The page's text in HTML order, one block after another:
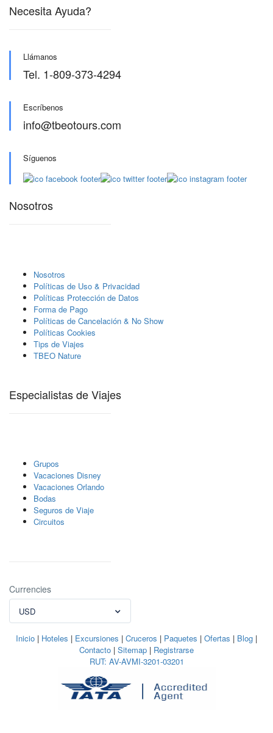
Necesita Ayuda?
Llámanos
Tel. 1-809-373-4294
Escríbenos
info@tbeotours.com
Síguenos
Nosotros
Nosotros
Polí­ticas de Uso & Privacidad
Polí­ticas Protección de Datos
Forma de Pago
Políticas de Cancelación & No Show
Políticas Cookies
Tips de Viajes
TBEO Nature
Especialistas de Viajes
Grupos
Vacaciones Disney
Vacaciones Orlando
Bodas
Seguros de Viaje
Circuitos
Currencies
USD
Inicio | Hoteles | Excursiones | Cruceros | Paquetes | Ofertas | Blog |
Contacto | Sitemap | Registrarse
RUT: AV-AVMI-3201-03201